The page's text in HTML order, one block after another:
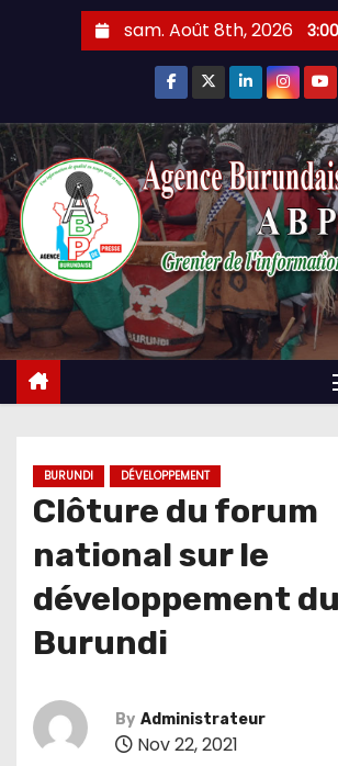
sam. Août 8th, 2026
BURUNDI DÉVELOPPEMENT
Clôture du forum
national sur le
développement du
Burundi
By Administrateur
Nov 22, 2021